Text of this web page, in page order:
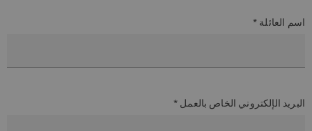
اسم العائلة *
البريد الإلكتروني الخاص بالعمل *